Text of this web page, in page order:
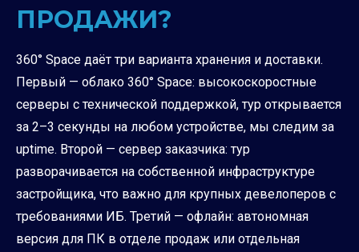
ПРОДАЖИ?
360° Space даёт три варианта хранения и доставки.
Первый — облако 360° Space: высокоскоростные
серверы с технической поддержкой, тур открывается
за 2–3 секунды на любом устройстве, мы следим за
uptime. Второй — сервер заказчика: тур
разворачивается на собственной инфраструктуре
застройщика, что важно для крупных девелоперов с
требованиями ИБ. Третий — офлайн: автономная
версия для ПК в отделе продаж или отдельная